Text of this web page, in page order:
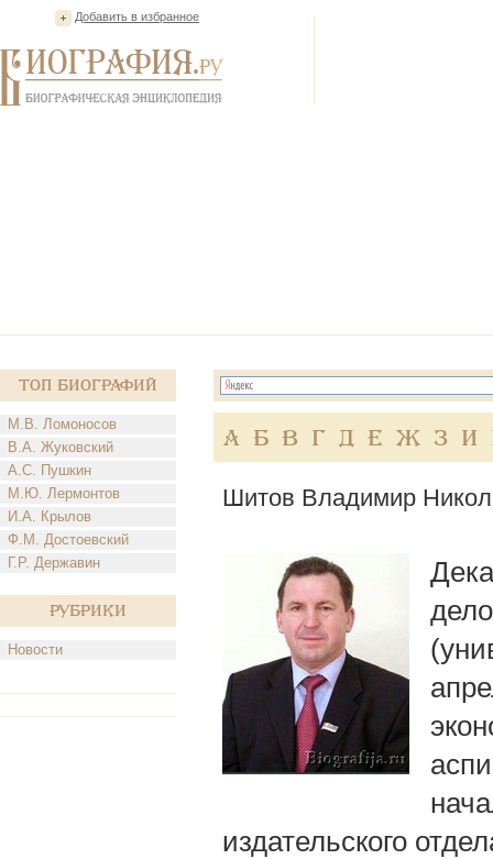
Добавить в избранное
Топ Биографий
М.В. Ломоносов
В.А. Жуковский
А.С. Пушкин
М.Ю. Лермонтов
И.А. Крылов
Ф.М. Достоевский
Г.Р. Державин
Рубрики
Новости
А Б В Г Д Е Ж З И
Шитов Владимир
издательского